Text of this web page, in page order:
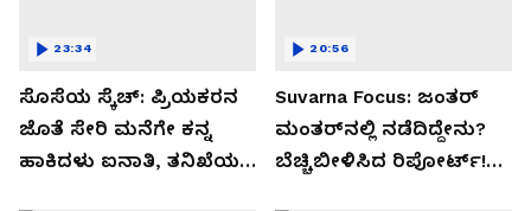
ಸೊಸೆಯ ಸ್ಕೆಚ್: ಪ್ರಿಯಕರನ
ಜೊತೆ ಸೇರಿ ಮನೆಗೇ ಕನ್ನ
ಹಾಕಿದಳು ಐನಾತಿ, ತನಿಖೆಯಲ್ಲಿ
23:34
Suvarna Focus: ಜಂತರ್
ಮಂತರ್‌ನಲ್ಲಿ ನಡೆದಿದ್ದೇನು?
ಬೆಚ್ಚಿಬೀಳಿಸಿದ ರಿಪೋರ್ಟ್!
20:56